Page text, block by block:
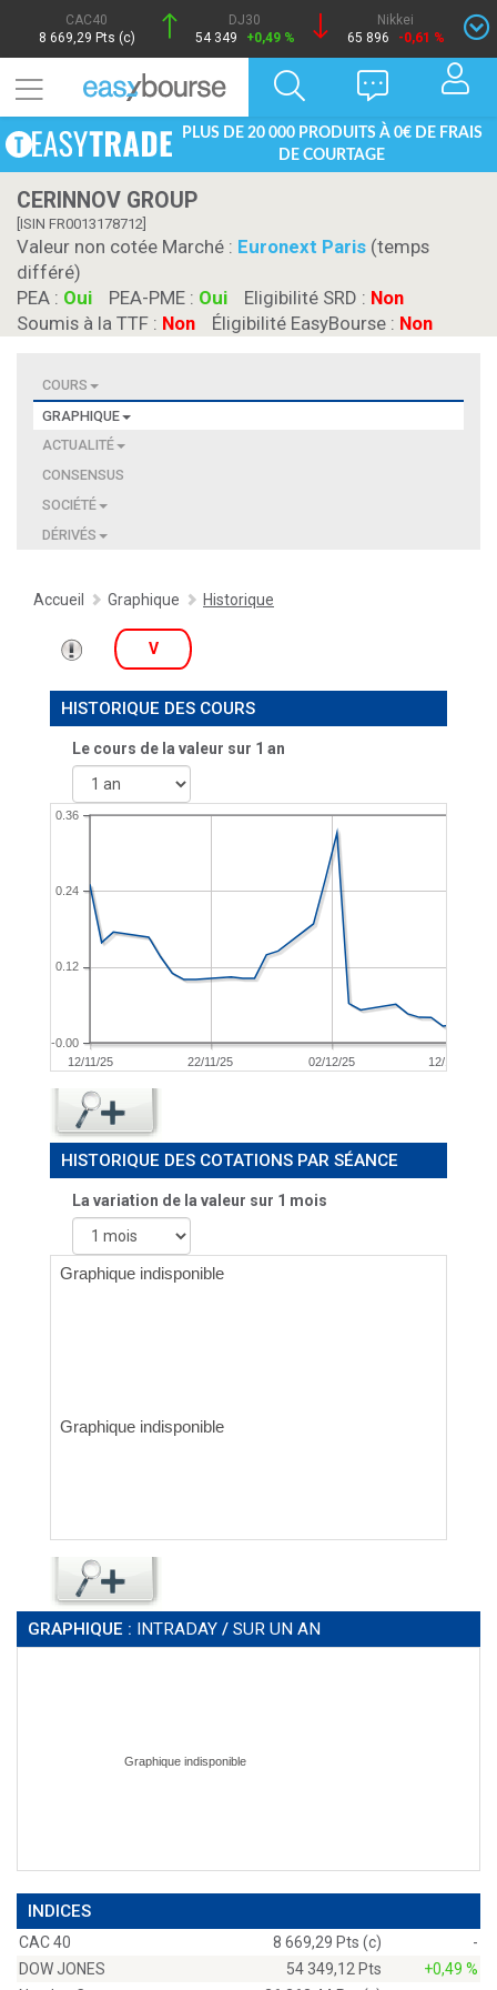
CAC40
8 669,29 Pts (c)
DJ30
54 349
+0,49 %
Nikkei
65 896
-0,61 %
PLUS DE 20 000 PRODUITS À 0€ DE FRAIS
DE COURTAGE
CERINNOV GROUP
[ISIN FR0013178712]
Valeur non cotée Marché : Euronext Paris (temps
différé)
PEA : Oui PEA-PME : Oui Eligibilité SRD : Non
Soumis à la TTF : Non Éligibilité EasyBourse : Non
COURS
GRAPHIQUE
ACTUALITÉ
CONSENSUS
SOCIÉTÉ
DÉRIVÉS
Accueil Graphique Historique
V
HISTORIQUE DES COURS
Le cours de la valeur sur 1 an
12/11/25 22/11/25 02/12/25 12/12/25
-0.00
0.12
0.24
0.36
HISTORIQUE DES COTATIONS PAR SÉANCE
La variation de la valeur sur 1 mois
GRAPHIQUE : INTRADAY / SUR UN AN
INDICES
CAC 40 8 669,29 Pts (c)
-
DOW JONES
54 349,12 Pts
+0,49 %